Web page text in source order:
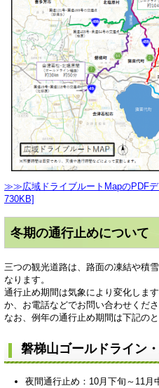
≫≫広域ドライブルートMapのPDF
730KB]
冬期の通行止めについて
三つの観光道路は、路面の凍結や積
なります。
通行止め期間は気象により変化しま
か、お電話などでお問い合わせくださ
なお、例年の通行止め期間は下記のと
磐梯山ゴールドライン
夜間通行止め：10月下旬～11月